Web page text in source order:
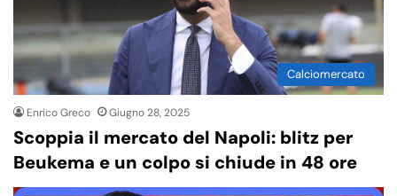
Calciomercato
Enrico Greco Giugno 28, 2025
Scoppia il mercato del Napoli: blitz per
Beukema e un colpo si chiude in 48 ore